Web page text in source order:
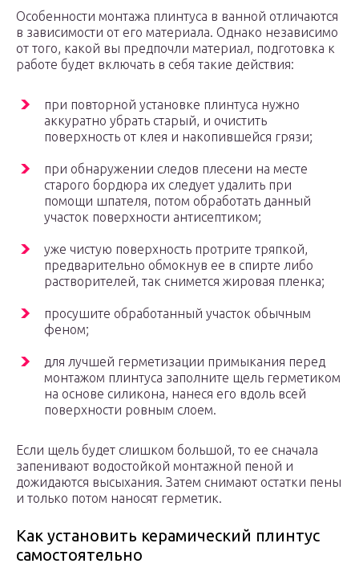
Особенности монтажа плинтуса в ванной отличаются
в зависимости от его материала. Однако независимо
от того, какой вы предпочли материал, подготовка к
работе будет включать в себя такие действия:
при повторной установке плинтуса нужно
аккуратно убрать старый, и очистить
поверхность от клея и накопившейся грязи;
при обнаружении следов плесени на месте
старого бордюра их следует удалить при
помощи шпателя, потом обработать данный
участок поверхности антисептиком;
уже чистую поверхность протрите тряпкой,
предварительно обмокнув ее в спирте либо
растворителей, так снимется жировая пленка;
просушите обработанный участок обычным
феном;
для лучшей герметизации примыкания перед
монтажом плинтуса заполните щель герметиком
на основе силикона, нанеся его вдоль всей
поверхности ровным слоем.
Если щель будет слишком большой, то ее сначала
запенивают водостойкой монтажной пеной и
дожидаются высыхания. Затем снимают остатки пены
и только потом наносят герметик.
Как установить керамический плинтус
самостоятельно